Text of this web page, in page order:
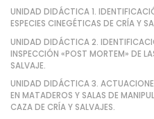
UNIDAD DIDÁCTICA 1.
ESPECIES CINEGÉTICAS DE CRÍA Y
UNIDAD DIDÁCTICA 2.
INSPECCIÓN «POST MORTEM» DE
SALVAJE.
UNIDAD DIDÁCTICA 3.
EN MATADEROS Y SALAS DE
CAZA DE CRÍA Y SALVAJES.